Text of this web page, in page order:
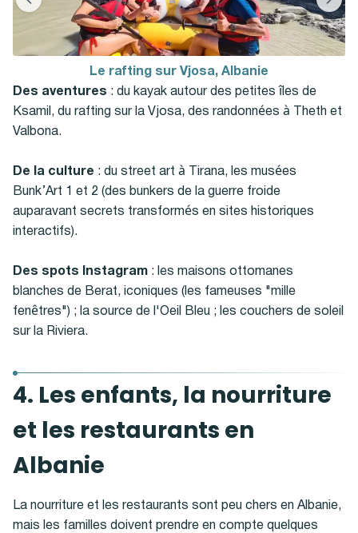
Le rafting sur Vjosa, Albanie
Des aventures : du kayak autour des petites îles de
Ksamil, du rafting sur la Vjosa, des randonnées à Theth et
Valbona.
De la culture : du street art à Tirana, les musées
Bunk’Art 1 et 2 (des bunkers de la guerre froide
auparavant secrets transformés en sites historiques
interactifs).
Des spots Instagram : les maisons ottomanes
blanches de Berat, iconiques (les fameuses "mille
fenêtres") ; la source de l'Oeil Bleu ; les couchers de soleil
sur la Riviera.
4. Les enfants, la nourriture
et les restaurants en
Albanie
La nourriture et les restaurants sont peu chers en Albanie,
mais les familles doivent prendre en compte quelques